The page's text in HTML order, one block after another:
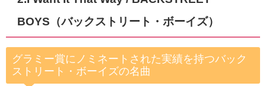
BOYS（バックストリート・ボーイズ）
グラミー賞にノミネートされた実績を持つバック
ストリート・ボーイズの名曲